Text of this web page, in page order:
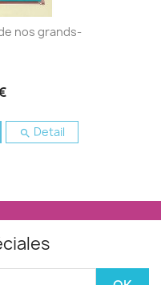
nos grands-
 Detail